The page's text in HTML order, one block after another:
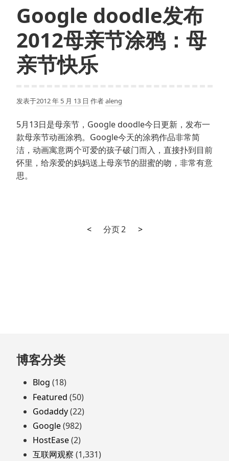
Google doodle发布
2012母亲节涂鸦：母
亲节快乐
发表于2012 年 5 月 13 日 作者aleng
5月13日是母亲节，Google doodle今日更新，发布一
款母亲节动画涂鸦。Google今天的涂鸦作品非常简
洁，动画寓意两个可爱的孩子破门而入，直接扑到目前
怀里，给亲爱的妈妈送上母亲节的甜蜜的吻，非常有意
思。
上
< 分页2
下
>
跳
至
页
脚
博客分类
Blog (18)
Featured (50)
Godaddy(22)
Google(982)
HostEase(2)
互联网观察 (1,331)